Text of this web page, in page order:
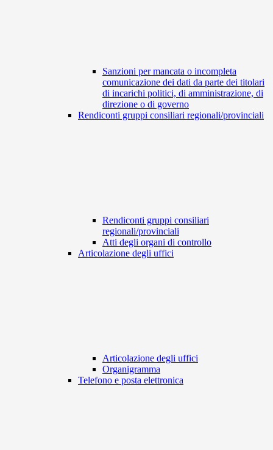
Sanzioni per mancata o incompleta
comunicazione dei dati da parte dei titolari
di incarichi politici, di amministrazione, di
direzione o di governo
Rendiconti gruppi consiliari regionali/provinciali
Rendiconti gruppi consiliari
regionali/provinciali
Atti degli organi di controllo
Articolazione degli uffici
Articolazione degli uffici
Organigramma
Telefono e posta elettronica